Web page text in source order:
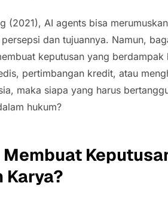
(2021), AI agents bisa
dan tujuannya. Namun,
keputusan yang berdampak
pertimbangan kredit, atau
maka siapa yang harus
hukum?
Karya?